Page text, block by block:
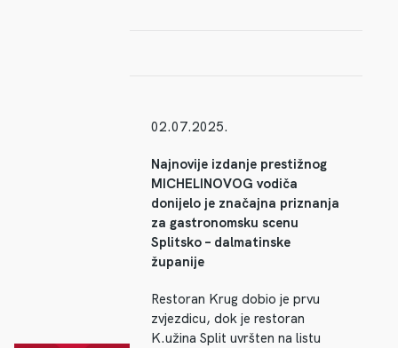
02.07.2025.
Najnovije izdanje prestižnog
MICHELINOVOG vodiča
donijelo je značajna priznanja
za gastronomsku scenu
Splitsko – dalmatinske
županije
Restoran Krug dobio je prvu
zvjezdicu, dok je restoran
K.užina Split uvršten na listu